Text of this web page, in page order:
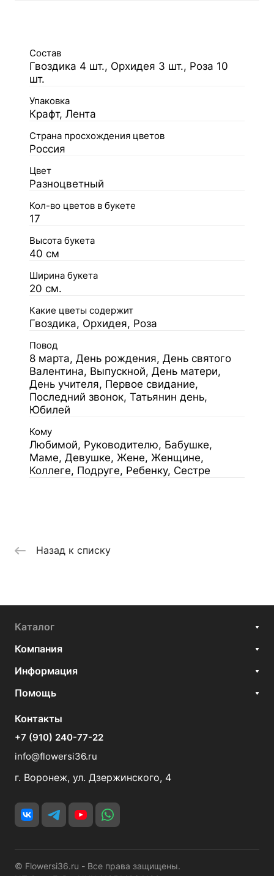
Состав
Гвоздика 4 шт., Орхидея 3 шт., Роза 10
шт.
Упаковка
Крафт, Лента
Страна просхождения цветов
Россия
Цвет
Разноцветный
Кол-во цветов в букете
17
Высота букета
40 см
Ширина букета
20 см.
Какие цветы содержит
Гвоздика, Орхидея, Роза
Повод
8 марта, День рождения, День святого
Валентина, Выпускной, День матери,
День учителя, Первое свидание,
Последний звонок, Татьянин день,
Юбилей
Кому
Любимой, Руководителю, Бабушке,
Маме, Девушке, Жене, Женщине,
Коллеге, Подруге, Ребенку, Сестре
Назад к списку
Каталог
Компания
Информация
Помощь
Контакты
+7 (910) 240-77-22
info@flowersi36.ru
г. Воронеж, ул. Дзержинского, 4
© Flowersi36.ru - Все права защищены.